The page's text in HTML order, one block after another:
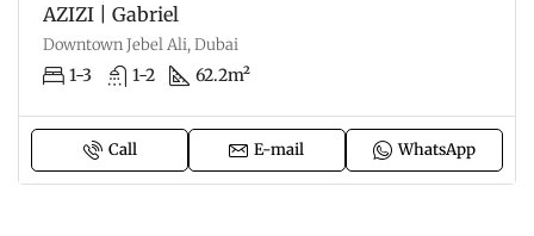
AZIZI | Gabriel
Downtown Jebel Ali, Dubai
1-3 1-2 62.2m²
Call E-mail WhatsApp